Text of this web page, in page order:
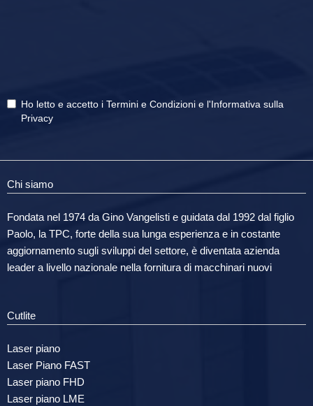
Ho letto e accetto i Termini e Condizioni e l'Informativa sulla
Privacy
Chi siamo
Fondata nel 1974 da Gino Vangelisti e guidata dal 1992 dal figlio
Paolo, la TPC, forte della sua lunga esperienza e in costante
aggiornamento sugli sviluppi del settore, è diventata azienda
leader a livello nazionale nella fornitura di macchinari nuovi
Cutlite
Laser piano
Laser Piano FAST
Laser piano FHD
Laser piano LME